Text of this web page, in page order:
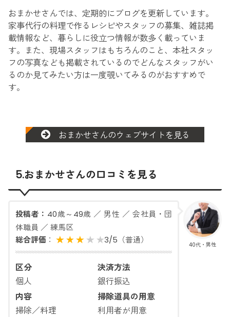
おまかせさんでは、定期的にブログを更新しています。
家事代行の料理で作るレシピやスタッフの募集、雑誌掲
載情報など、暮らしに役立つ情報が数多く載っていま
す。また、現場スタッフはもちろんのこと、本社スタッ
フの写真なども掲載されているのでどんなスタッフがい
るのか見てみたい方は一度覗いてみるのがおすすめで
す。
おまかせさんのウェブサイトを見る
5.おまかせさんの口コミを見る
40代・男性
投稿者： 40歳～49歳 ／ 男性 ／ 会社員・団
体職員 ／ 練馬区
総合評価 ： 3/5 （普通）
区分
個人
内容
掃除／料理
決済方法
銀行振込
掃除道具の用意
利用者が用意